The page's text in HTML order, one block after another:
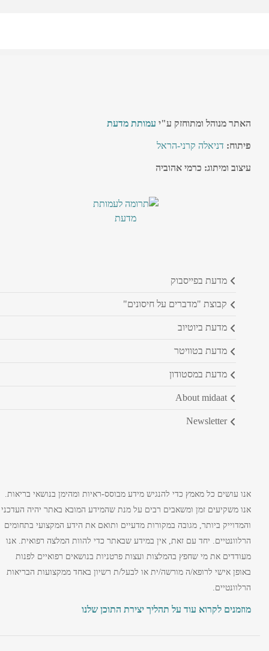
האתר מנוהל ומתוחזק ע"י עמותת מדעת
פיתוח: דניאלה קרני-הראל
עיצוב ומיתוג: כרמי אהוביה
מדעת בפייסבוק
קבוצת "מדברים על חיסונים"
מדעת ביוטיוב
מדעת בטוויטר
מדעת במסטודון
about midaat
newsletter
אנו עושים כל מאמץ כדי להנגיש מידע מבוסס-ראיות ומהימן בנושאי בריאות.
אנו משקיעים זמן ומשאבים רבים על מנת שהמידע המובא באתר יהיה העדכני
והמדוייק ביותר, מגובה במקורות מדעיים ותואם את הידע המקצועי בתחומים
הרלוונטיים. יחד עם זאת, אין במידע שבאתר כדי להוות המלצה רפואית. אנו
מעודדים את מי שחפץ בהמלצות ועצות פרטניות בנושאים רפואיים לפנות
באופן אישי לרופא/ה מורשה/ית או לבעל/ת רשיון באחד ממקצועות הבריאות
הרלוונטיים.
מוזמנים לקרוא עוד על תהליך יצירת התוכן שלנו